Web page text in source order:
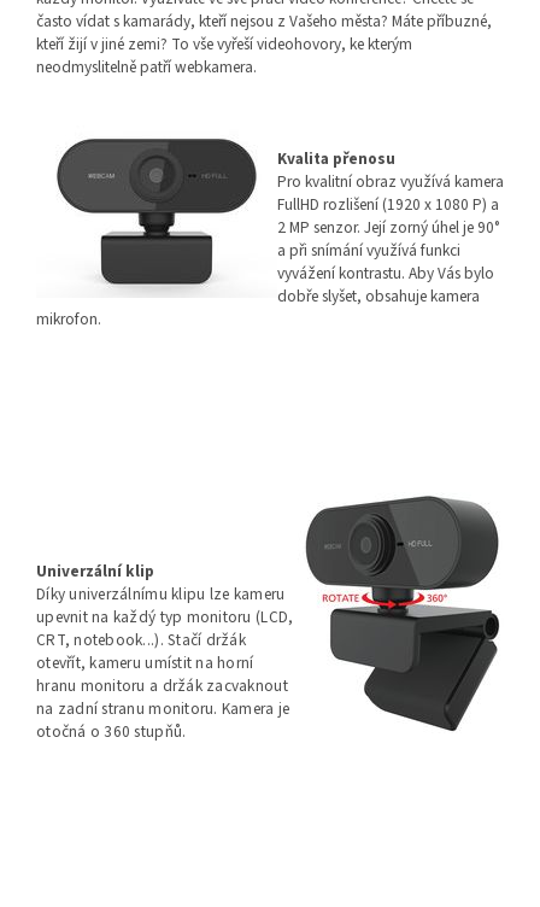
často vídat s kamarády, kteří nejsou z Vašeho města? Máte příbuzné,
kteří žijí v jiné zemi? To vše vyřeší videohovory, ke kterým
neodmyslitelně patří webkamera.
Kvalita přenosu
Pro kvalitní obraz využívá kamera
FullHD rozlišení (1920 x 1080 P) a
2 MP senzor. Její zorný úhel je 90°
a při snímání využívá funkci
vyvážení kontrastu. Aby Vás bylo
dobře slyšet, obsahuje kamera
mikrofon.
Univerzální klip
Díky univerzálnímu klipu lze kameru
upevnit na každý typ monitoru (LCD,
CRT, notebook...). Stačí držák
otevřít, kameru umístit na horní
hranu monitoru a držák zacvaknout
na zadní stranu monitoru. Kamera je
otočná o 360 stupňů.